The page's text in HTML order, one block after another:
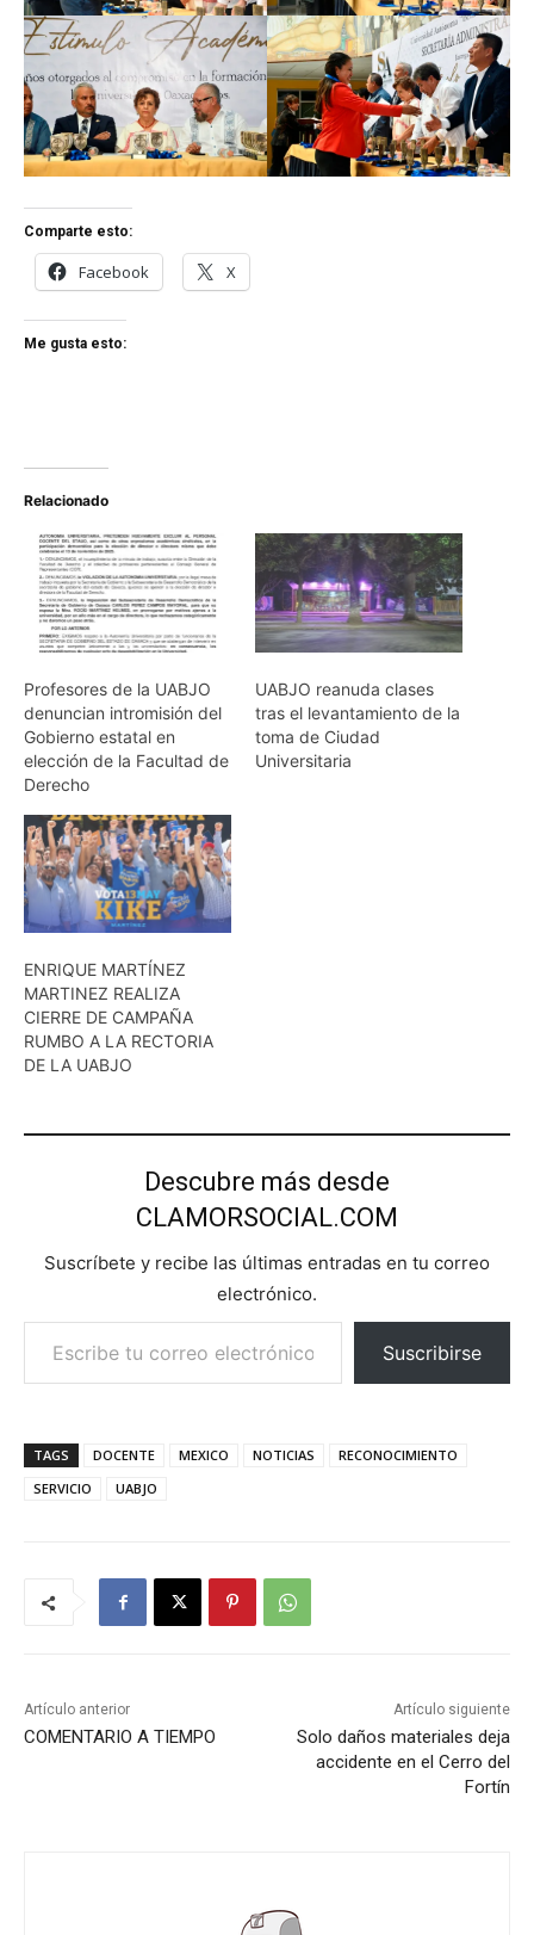
Comparte esto:
Facebook X
Me gusta esto:
Relacionado
Profesores de la UABJO
denuncian intromisión del
Gobierno estatal en
elección de la Facultad de
Derecho
UABJO reanuda clases
tras el levantamiento de la
toma de Ciudad
Universitaria
ENRIQUE MARTÍNEZ
MARTINEZ REALIZA
CIERRE DE CAMPAÑA
RUMBO A LA RECTORIA
DE LA UABJO
Descubre más desde
CLAMORSOCIAL.COM
Suscríbete y recibe las últimas entradas en tu correo
electrónico.
Escribe tu correo electrónico…
Suscribirse
TAGS DOCENTE MEXICO NOTICIAS
RECONOCIMIENTO
SERVICIO
UABJO
Artículo anterior
COMENTARIO A TIEMPO
Artículo siguiente
Solo daños materiales deja
accidente en el Cerro del
Fortín